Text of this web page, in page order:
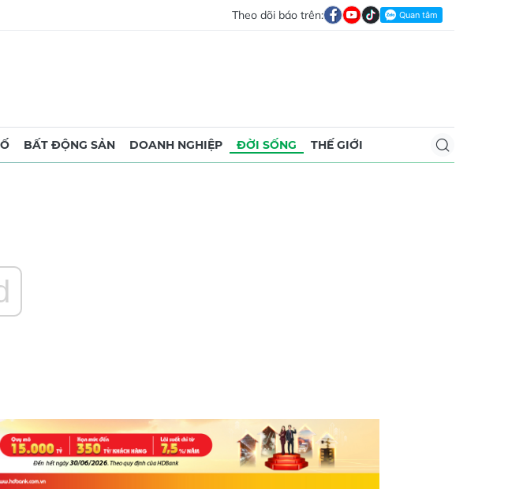
Theo dõi báo trên:
BẤT ĐỘNG SẢN DOANH NGHIỆP ĐỜI SỐNG THẾ GIỚI